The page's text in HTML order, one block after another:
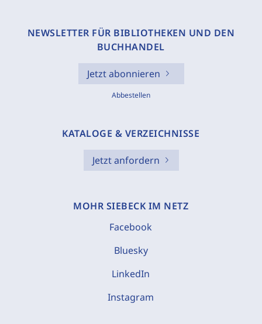
NEWSLETTER FÜR BIBLIOTHEKEN UND DEN
BUCHHANDEL
Jetzt abonnieren
Abbestellen
KATALOGE & VERZEICHNISSE
Jetzt anfordern
MOHR SIEBECK IM NETZ
Facebook
Bluesky
LinkedIn
Instagram